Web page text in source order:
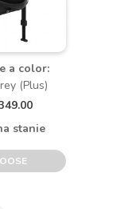
a color:
(Plus)
stanie